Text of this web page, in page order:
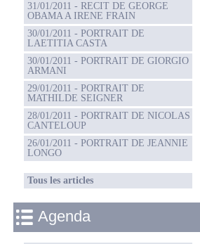
31/01/2011 - RECIT DE GEORGE
OBAMA A IRENE FRAIN
30/01/2011 - PORTRAIT DE
LAETITIA CASTA
30/01/2011 - PORTRAIT DE GIORGIO
ARMANI
29/01/2011 - PORTRAIT DE
MATHILDE SEIGNER
28/01/2011 - PORTRAIT DE NICOLAS
CANTELOUP
26/01/2011 - PORTRAIT DE JEANNIE
LONGO
Tous les articles
Agenda